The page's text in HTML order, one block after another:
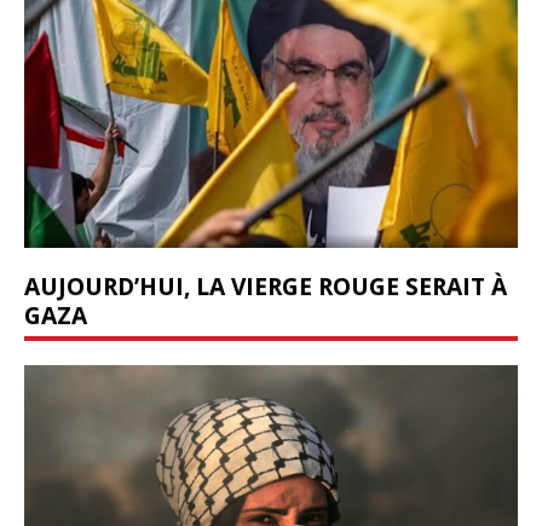
AUJOURD’HUI, LA VIERGE ROUGE SERAIT À
GAZA